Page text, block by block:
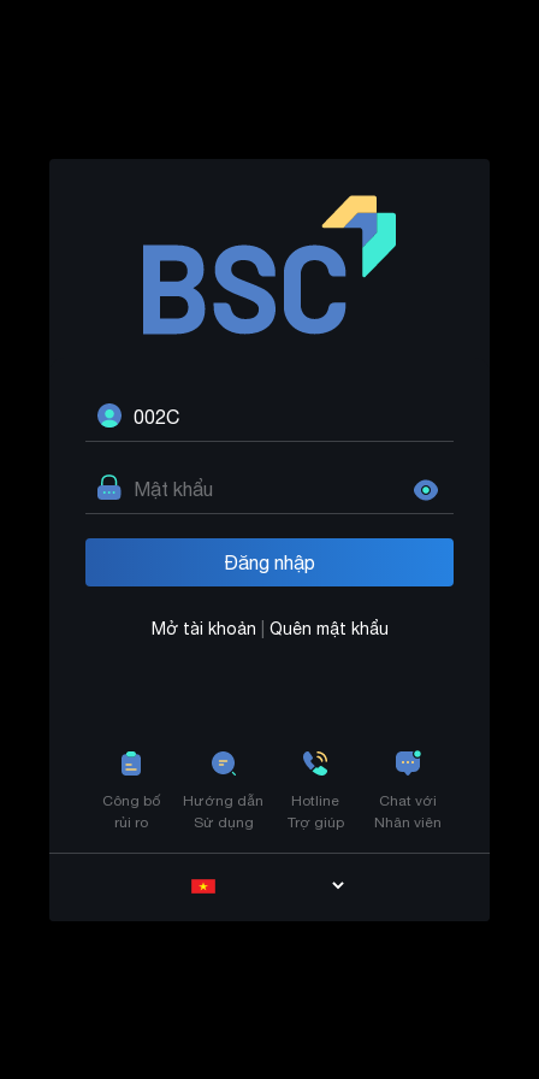
Mở tài khoản Quên mật khẩu
Công bố
rủi ro
Hướng dẫn
Sử dụng
Hotline
Trợ giúp
Chat với
Nhân viên